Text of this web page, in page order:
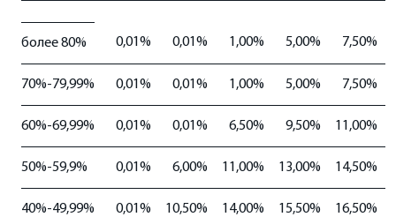
более 80% 0,01% 0,01% 1,00% 5,00% 7,50%
70%-79,99% 0,01% 0,01% 1,00% 5,00% 7,50%
60%-69,99% 0,01% 0,01% 6,50% 9,50% 11,00%
50%-59,9% 0,01% 6,00% 11,00% 13,00% 14,50%
40%-49,99% 0,01% 10,50% 14,00% 15,50% 16,50%